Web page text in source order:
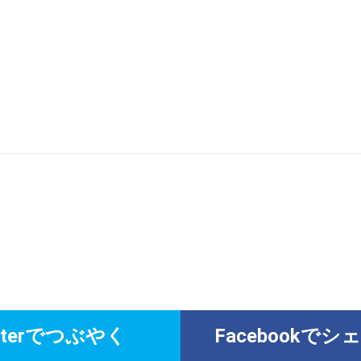
でつぶやく Facebookでシ